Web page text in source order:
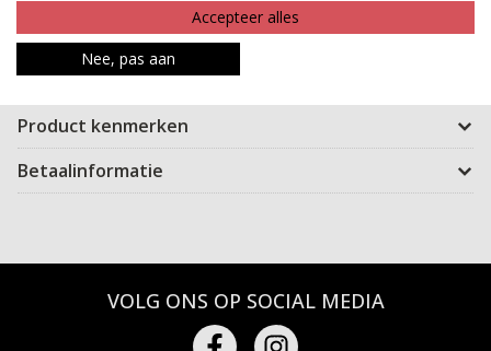
heeft aan de voorkant een langere flap en aan de
zijkant zit een rits zodat je de skort makkelijk aan kunt
trekken.
Product kenmerken
Betaalinformatie
VOLG ONS OP SOCIAL MEDIA
Accepteer alles
Nee, pas aan